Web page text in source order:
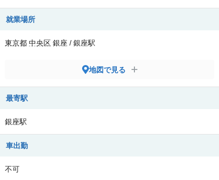
就業場所
東京都 中央区 銀座 / 銀座駅
地図で見る
最寄駅
銀座駅
車出勤
不可